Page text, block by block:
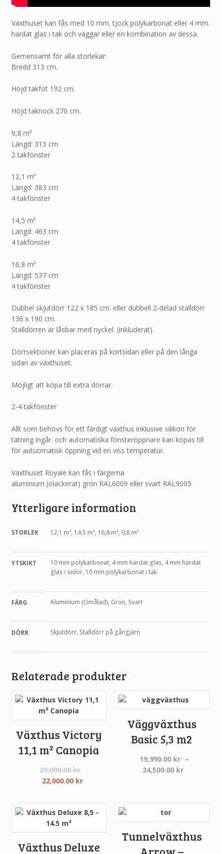
Växthuset kan fås med 10 mm. tjock polykarbonat eller 4 mm.
härdat glas i tak och väggar eller en kombination av dessa.
Gemensamt för alla storlekar:
Bredd 313 cm.
Höjd takfot 192 cm.
Höjd taknock 270 cm.
9,8 m²
Längd: 313 cm
2 takfönster
12,1 m²
Längd: 383 cm
4 takfönster
14,5 m²
Längd: 463 cm
4 takfönster
16,8 m²
Längd: 537 cm
4 takfönster
Dubbel skjutdörr 122 x 185 cm. eller dubbell 2-delad stalldörr
136 x 190 cm.
Stalldörren är låsbar med nyckel. (inkluderat).
Dörrsektioner kan placeras på kortsidan eller på den långa
sidan av växthuset.
Möjligt att köpa till extra dörrar.
2-4 takfönster
Allt som behövs för ett färdigt växthus inklusive silikon för
tätning ingår. och automatiska fönsteröppnare kan köpas till
för autuomatisk öppning vid en viss temperatur.
Växthuset Royale kan fås i färgerna
aluminium (olackerat) grön RAL6009 eller svart RAL9005
Ytterligare information
STORLEK 12,1 m², 14,5 m², 16,8 m², 9,8 m²
YTSKIKT
10 mm polykarbonat, 4 mm härdat glas, 4 mm härdat
glas i sidor, 10 mm polykarbonat i tak
FÄRG Aluminium (Omålad), Grön, Svart
DÖRR Skjutdörr, Stalldörr på gångjärn
Relaterade produkter
Växthus Victory
11,1 m² Canopia
29,000.00kr
Det
priset
var:
29,000.00 kr.
22,000.00 kr
priset
är:
22,000.00 kr.
Väggväxthus
Basic 5,3 m2
19,990.00 kr –
24,500.00 kr
24,500.00
Växthus Deluxe
Tunnelväxthus